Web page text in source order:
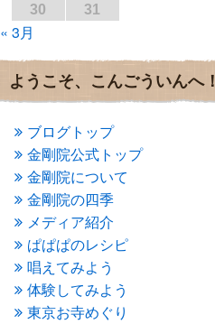
2016年10月(1)
2016年9月
2016年6月
(2)
2016年5月(3)
2016年4月
(4)
2016年3月(4)
2016年2月(5)
2016年1月(3)
2015年12月(6)
2015年11月(4)
2015年10月
(4)
2015年9月
(3)
2015年8月(4)
2015年7月(4)
2015年6月(3)
30
31
« 3月
ようこそ、こんごういんへ！
ブログトップ
金剛院公式トップ
金剛院について
金剛院の四季
メディア紹介
ぱぱぱのレシピ
唱えてみよう
体験してみよう
東京お寺めぐり